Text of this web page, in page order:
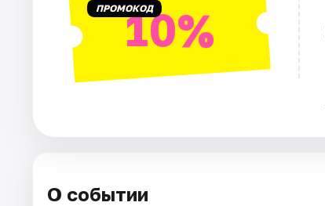
ПРОМОКОД10%
О событии